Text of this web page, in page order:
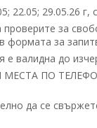
22.05; 29.05.26 г,
за
формата за
валидна до
ПО
да се